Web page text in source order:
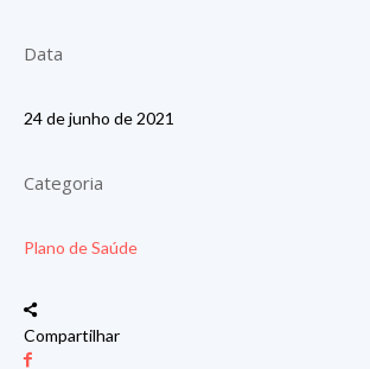
Data
24 de junho de 2021
Categoria
Plano de Saúde
Compartilhar